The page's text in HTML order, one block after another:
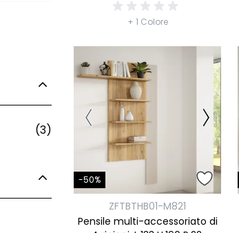
+ 1 Colore
-50%
ZFTBTHB01-M821
Pensile multi-accessoriato di
(3)